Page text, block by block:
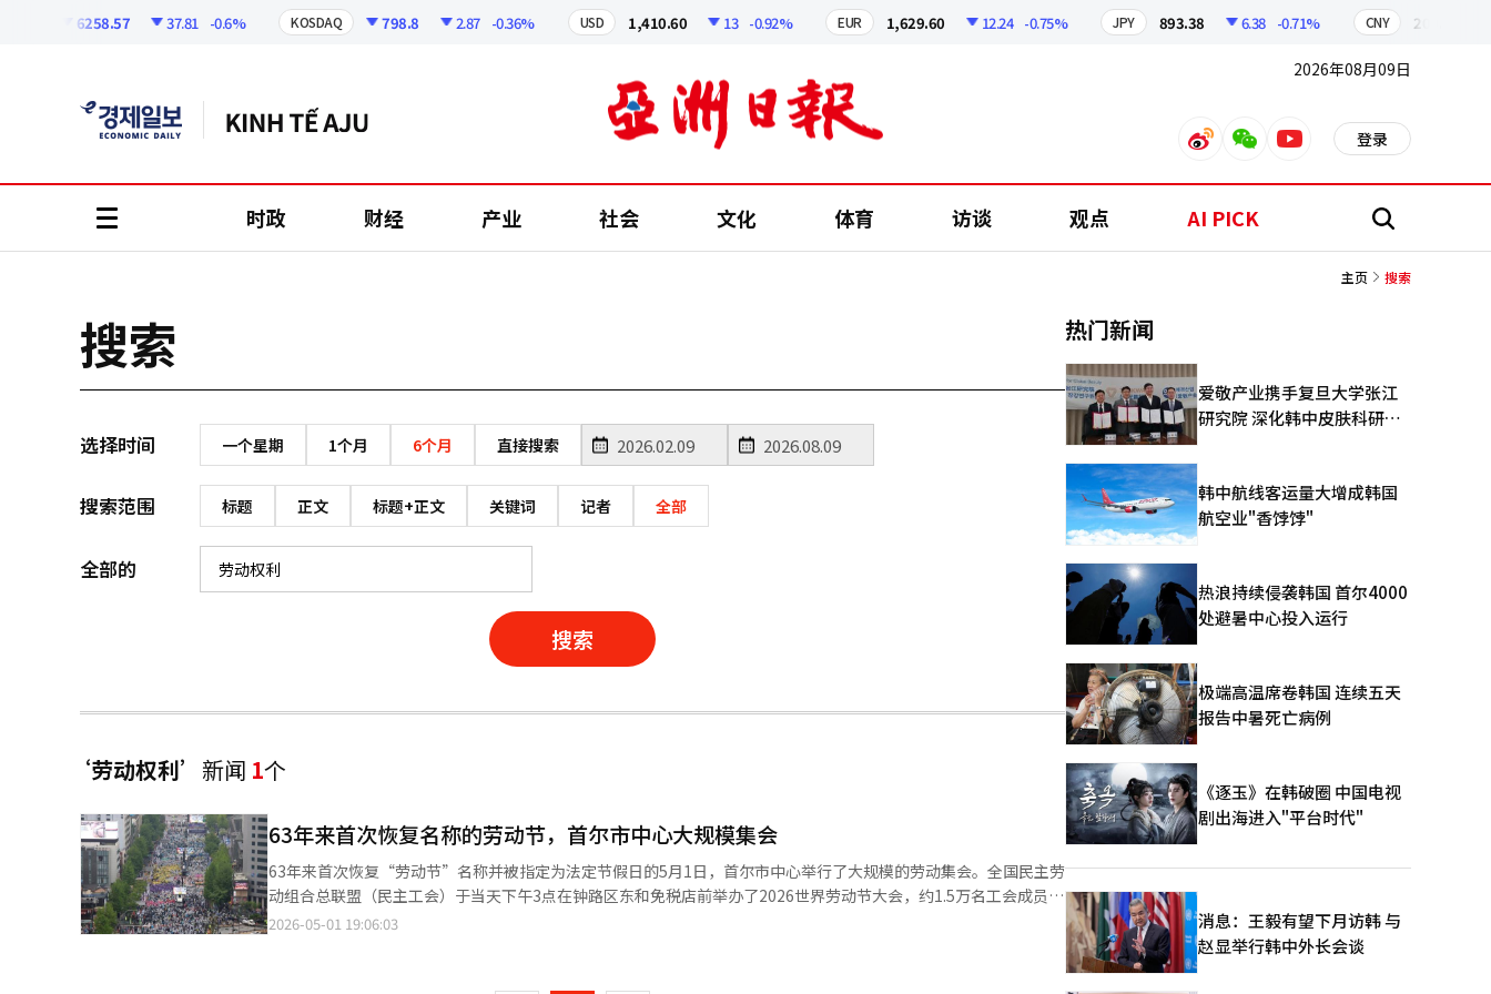
6258.57 37.81 -0.6% KOSDAQ 798.8 2.87 -0.36% USD 1,410.60 13 -0.92% EUR 1,629.60 12.24 -0.75% JPY 893.38 6.38 -0.71% CNY 209.17
2026年08月09日
weiboweixinyoutube 登录
时政 财经 产业 社会 文化 体育 访谈 观点 AI PICK 搜
主页 搜索
搜索
选择时间 一个星期 1个月 6个月 直接搜索
搜索范围 标题 正文 标题+正文 关键词 记者 全部
全部的
搜索
‘劳动权利’ 新闻 1个
63年来首次恢复名称的劳动节，首尔市中心大规模集会
63年来首次恢复“劳动节”名称并被指定为法定节假日的5月1日，首尔市中心举行了大规模的劳动集会。全国民主劳
动组合总联盟（民主工会）于当天下午3点在钟路区东和免税店前举办了2026世界劳动节大会，约1.5万名工会成员参
加。他们从世宗大路十字路口出发，经过乙支路和小公路，进行2.6公里的大规模游行，直至市政厅广场。在此之
2026-05-01 19:06:03
热门新闻
爱敬产业携手复旦大学张江
研究院 深化韩中皮肤科研合
韩中航线客运量大增成韩国
航空业"香饽饽"
热浪持续侵袭韩国 首尔4000
处避暑中心投入运行
极端高温席卷韩国 连续五天
报告中暑死亡病例
《逐玉》在韩破圈 中国电视
剧出海进入"平台时代"
消息：王毅有望下月访韩 与
赵显举行韩中外长会谈